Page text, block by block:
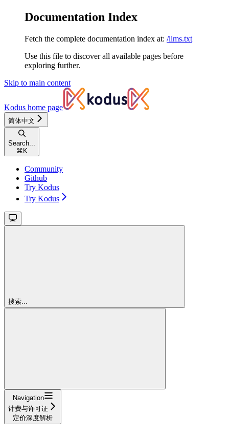
Documentation Index
Fetch the complete documentation index at: /llms.txt
Use this file to discover all available pages before
exploring further.
Skip to main content
Kodus home page
简体中文
Search...
⌘ K
Community
Github
Try Kodus
Try Kodus
搜索...
Navigation
计费与许可证
定价深度解析